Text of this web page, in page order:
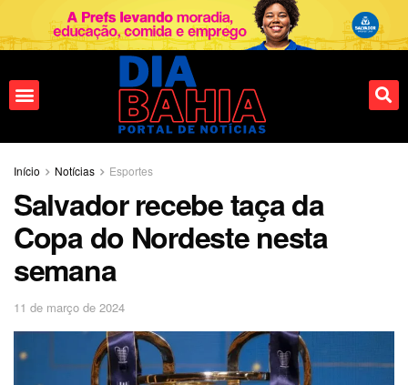
Início Notícias Esportes
Salvador recebe taça da
Copa do Nordeste nesta
semana
11 de março de 2024